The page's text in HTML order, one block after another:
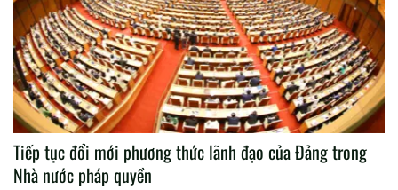
Tiếp tục đổi mới phương thức lãnh đạo của Đảng trong
Nhà nước pháp quyền